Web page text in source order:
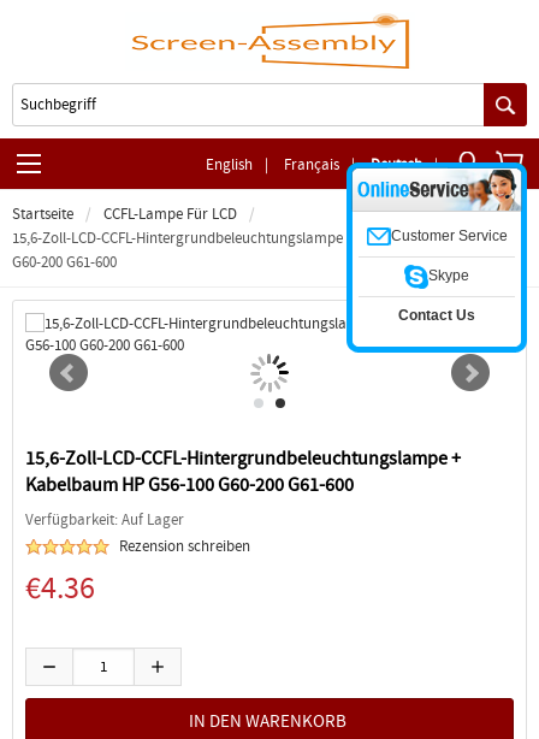
English | Français | Deutsch |
Startseite
CCFL-Lampe Für LCD
15,6-Zoll-LCD-CCFL-Hintergrundbeleuchtungslampe + Kabelbaum HP G56-100
G60-200 G61-600
15,6-Zoll-LCD-CCFL-Hintergrundbeleuchtungslampe +
Kabelbaum HP G56-100 G60-200 G61-600
Verfügbarkeit: Auf Lager
Rezension schreiben
€4.36
Customer Service
Skype
Contact Us